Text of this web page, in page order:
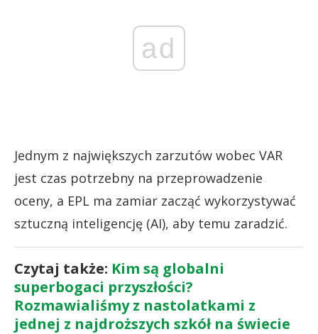
ad
Jednym z największych zarzutów wobec VAR
jest czas potrzebny na przeprowadzenie
oceny, a EPL ma zamiar zacząć wykorzystywać
sztuczną inteligencję (AI), aby temu zaradzić.
Czytaj także: Kim są globalni
superbogaci przyszłości?
Rozmawialiśmy z nastolatkami z
jednej z najdroższych szkół na świecie